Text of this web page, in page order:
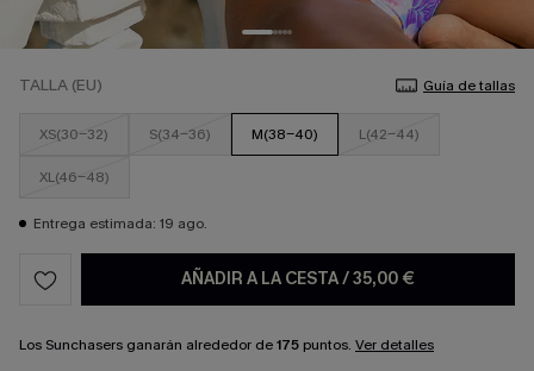
TALLA (EU) Guía de tallas
XS(30-32) S(34-36) M(38-40) L(42-44)
XL(46-48)
Entrega estimada: 19 ago.
AÑADIR A LA CESTA/35,00 €
Los Sunchasers ganarán alrededor de175 puntos. Ver detalles